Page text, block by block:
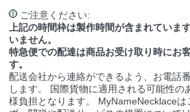
!
ご注意ください:
上記の時間枠は製作時間が含まれていま
いません。
特急便での配達は商品お受け取り時にお
す。
配送会社から連絡ができるよう、お電話
します。 国際貨物に適用される可能性の
様負担となります。 MyNameNecklaceは